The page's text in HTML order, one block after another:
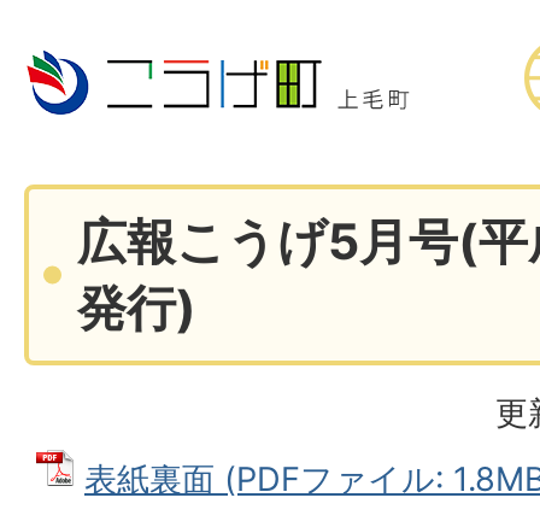
広報こうげ5月号(
発行)
更
表紙裏面 (PDFファイル: